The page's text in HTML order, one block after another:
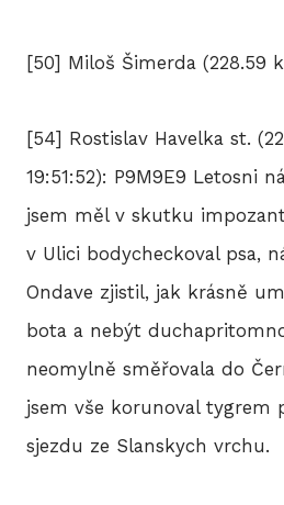
[50] Miloš Šimerda (228.59
[54] Rostislav Havelka st.
19:51:52): P9M9E9 Letosni
jsem měl v skutku
v Ulici bodycheckoval psa,
Ondave zjistil, jak krásně
bota a nebýt
neomylně směřovala do
jsem vše korunoval tygrem
sjezdu ze Slanskych vrchu.